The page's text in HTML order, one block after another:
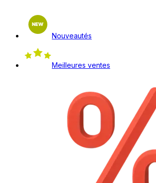
Nouveautés
Meilleures ventes